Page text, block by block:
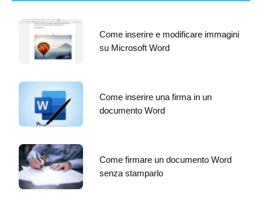
Come inserire e modificare immagini
su Microsoft Word
Come inserire una firma in un
documento Word
Come firmare un documento Word
senza stamparlo